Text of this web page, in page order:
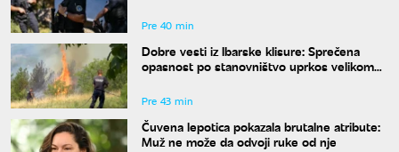
Pre 40 min
Dobre vesti iz Ibarske klisure: Sprečena
opasnost po stanovništvo uprkos velikom
Pre 43 min
Čuvena lepotica pokazala brutalne atribute:
Muž ne može da odvoji ruke od nje